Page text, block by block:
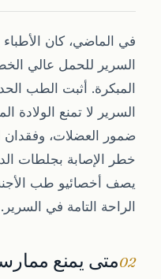
في الماضي، كان
السرير للحمل عالي
المبكرة. أثبت الطب
السرير لا تمنع الولادة
ضمور العضلات، وفقدان
يصف أخصائيو طب
الراحة التامة في السرير.
02متى يمنع